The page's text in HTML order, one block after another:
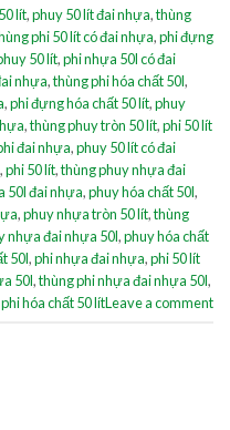
lít,phuy 50 lít đai nhựa,thùng
phi 50 lít có đai nhựa,phi đựng
50 lít,phi nhựa 50l có đai
nhựa,thùng phi hóa chất 50l,
,phi đựng hóa chất 50 lít,phuy
,thùng phuy tròn 50 lít,phi 50 lít
đai nhựa,phuy 50 lít có đai
,phi 50 lít,thùng phuy nhựa đai
50l đai nhựa,phuy hóa chất 50l,
,phuy nhựa tròn 50 lít,thùng
nhựa đai nhựa 50l,phuy hóa chất
50l,phi nhựa đai nhựa,phi 50 lít
50l,thùng phi nhựa đai nhựa 50l,
phi hóa chất 50 lítLeave a comment